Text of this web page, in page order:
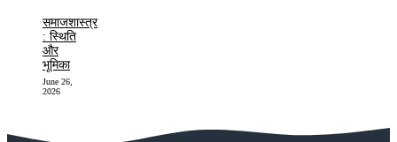
समाजशास्त्र
: स्थिति
और
भूमिका
June 26,
2026